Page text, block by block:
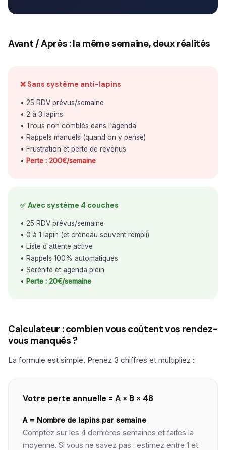
Avant / Après : la même semaine, deux réalités
❌ Sans système anti-lapins
• 25 RDV prévus/semaine
• 2 à 3 lapins
• Trous non comblés dans l'agenda
• Rappels manuels (quand on y pense)
• Frustration et perte de revenus
• Perte : 200€/semaine
✅ Avec système 4 couches
• 25 RDV prévus/semaine
• 0 à 1 lapin (et créneau souvent rempli)
• Liste d'attente active
• Rappels 100% automatiques
• Sérénité et agenda plein
• Perte : 20€/semaine
Calculateur : combien vous coûtent vos rendez-
vous manqués ?
La formule est simple. Prenez 3 chiffres et multipliez :
Votre perte annuelle = A × B × 48
A = Nombre de lapins par semaine
Comptez sur les 4 dernières semaines et faites la
moyenne. Si vous ne savez pas : estimez entre 1 et